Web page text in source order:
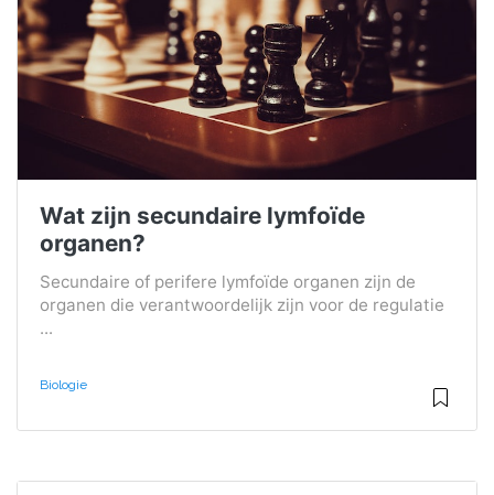
Wat zijn secundaire lymfoïde
organen?
Secundaire of perifere lymfoïde organen zijn de
organen die verantwoordelijk zijn voor de regulatie
...
Biologie